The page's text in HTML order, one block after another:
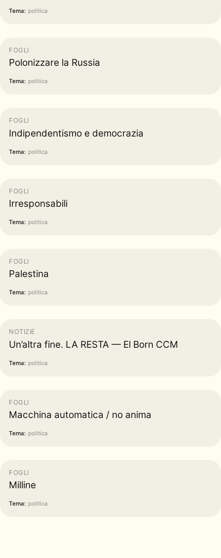
Tema: politica
FOGLI
Polonizzare la Russia
Tema: politica
FOGLI
Indipendentismo e democrazia
Tema: politica
FOGLI
Irresponsabili
Tema: politica
FOGLI
Palestina
Tema: politica
NOTIZIE
Un’altra fine. LA RESTA — El Born CCM
Tema: politica
FOGLI
Macchina automatica / no anima
Tema: politica
FOGLI
Milline
Tema: politica